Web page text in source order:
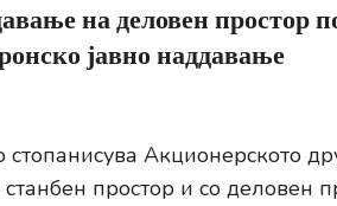
на деловен простор
јавно наддавање
Акционерското
простор и со деловен